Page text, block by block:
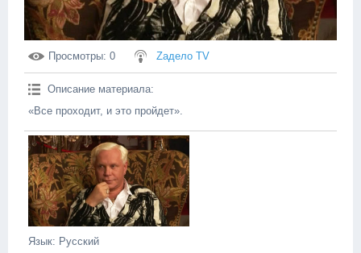
Просмотры: 0 Zадело TV
Описание материала:
«Все проходит, и это пройдет».
Язык: Русский